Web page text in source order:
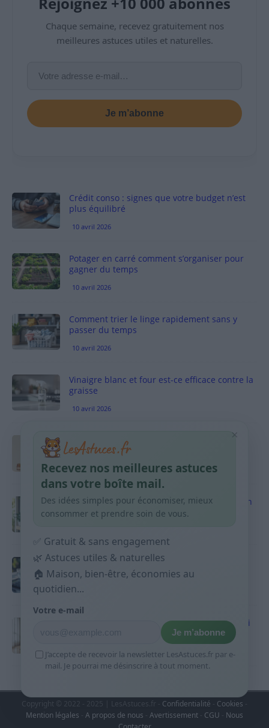
Chaque semaine, recevez gratuitement nos
meilleures astuces utiles et naturelles.
Je m’abonne
Crédit conso : signes que votre budget n’est
plus équilibré
10 avril 2026
Potager en carré comment s’organiser pour
gagner du temps
10 avril 2026
Comment trier le linge rapidement sans y
passer du temps
10 avril 2026
Vinaigre blanc et four est-ce efficace contre la
graisse
10 avril 2026
Taches pigmentaires : routine simple +
habitudes qui aident
9 avril 2026
Produits ménagers : comment économiser en
courses sans acheter 10 sprays
Budget mensuel : méthode rapide pour
répartir son salaire dès le jour de paie
9 avril 2026
Sport 10 minutes par jour est-ce utile et quoi
9 avril 2026
Copyright © 2022 - 2025 | LesAstuces.fr - Confidentialité Cookies -
Mention légales - A propos de nous - Avertissement - CGU - Nous
×
Recevez nos meilleures astuces
dans votre boîte mail.
Des idées simples pour économiser, mieux
consommer et prendre soin de vous.
✅ Gratuit & sans engagement
🌿 Astuces utiles & naturelles
🏠 Maison, bien-être, économies au
quotidien...
Votre e-mail
Je m’abonne
J’accepte de recevoir la newsletter LesAstuces.fr par e-
mail. Je pourrai me désinscrire à tout moment.